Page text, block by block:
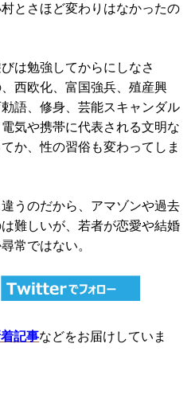
とさほど変わりはなかったの
は勉強してからにしなさ
西欧化、富国強兵、殖産興
語、修身、芸能スキャンダル
気や携帯に代表される文明な
か、性の習俗も変わってしま
うのだから、アマゾンや過去
難しいが、若者が恋愛や結婚
常ではない。
記事などをお届けしていま